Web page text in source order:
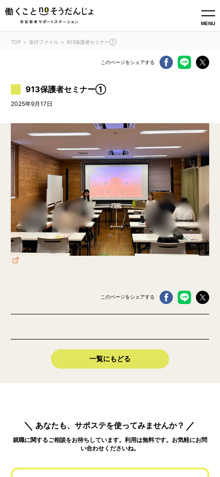
MENU
TOP 添付ファイル 913保護者セミナー①
このページをシェアする
913保護者セミナー①
2025年9月17日
このページをシェアする
一覧にもどる
あなたも、サポステを使ってみませんか？
就職に関するご相談をお待ちしています。利用は無料です。お気軽にお問
い合わせくださいね。